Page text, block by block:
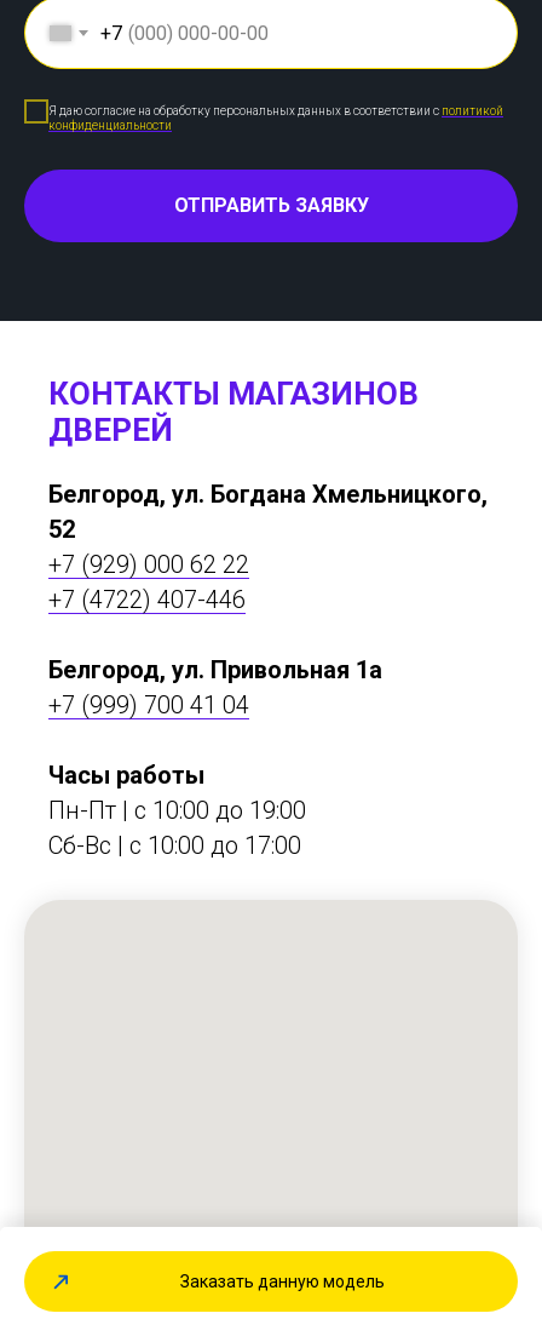
Заказать данную модель
+7
Я даю согласие на обработку персональных данных в соответствии с политикой
конфиденциальности
ОТПРАВИТЬ ЗАЯВКУ
КОНТАКТЫ МАГАЗИНОВ
ДВЕРЕЙ
Белгород, ул. Богдана Хмельницкого,
52
+7 (929) 000 62 22
+7 (4722) 407-446
Белгород, ул. Привольная 1а
+7 (999) 700 41 04
Часы работы
Пн-Пт | с 10:00 до 19:00
Сб-Вс | c 10:00 до 17:00